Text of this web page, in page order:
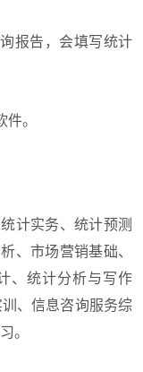
报告，会填写统计
。
计实务、统计预测
、市场营销基础、
、统计分析与写作
、信息咨询服务综
。